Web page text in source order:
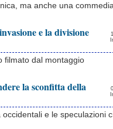
ma anche una
e la divisione
filmato dal montaggio
la sconfitta della
e le speculazioni